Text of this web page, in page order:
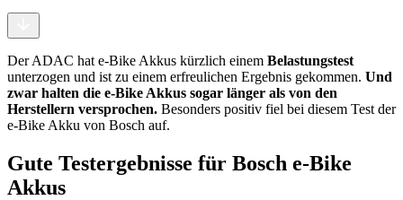
Der ADAC hat e-Bike Akkus kürzlich einem Belastungstest
unterzogen und ist zu einem erfreulichen Ergebnis gekommen. Und
zwar halten die e-Bike Akkus sogar länger als von den
Herstellern versprochen. Besonders positiv fiel bei diesem Test der
e-Bike Akku von Bosch auf.
Gute Testergebnisse für Bosch e-Bike
Akkus